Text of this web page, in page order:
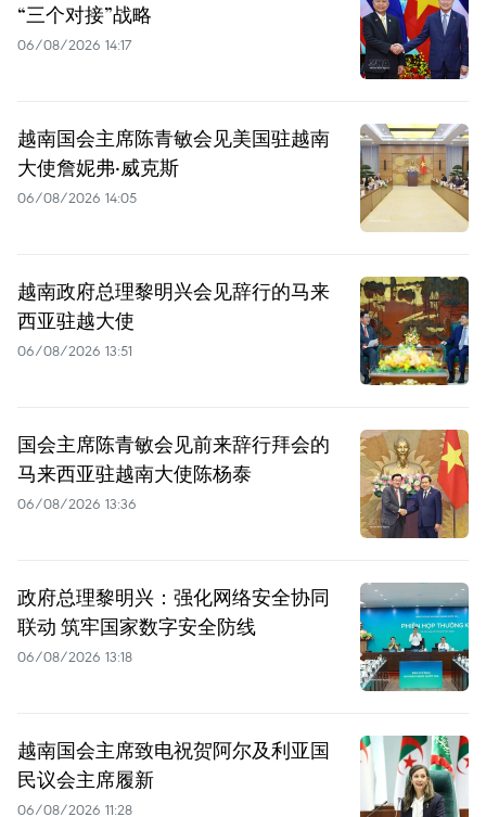
“三个对接”战略
06/08/2026 14:17
越南国会主席陈青敏会见美国驻越南
大使詹妮弗·威克斯
06/08/2026 14:05
越南政府总理黎明兴会见辞行的马来
西亚驻越大使
06/08/2026 13:51
国会主席陈青敏会见前来辞行拜会的
马来西亚驻越南大使陈杨泰
06/08/2026 13:36
政府总理黎明兴：强化网络安全协同
联动 筑牢国家数字安全防线
06/08/2026 13:18
越南国会主席致电祝贺阿尔及利亚国
民议会主席履新
06/08/2026 11:28